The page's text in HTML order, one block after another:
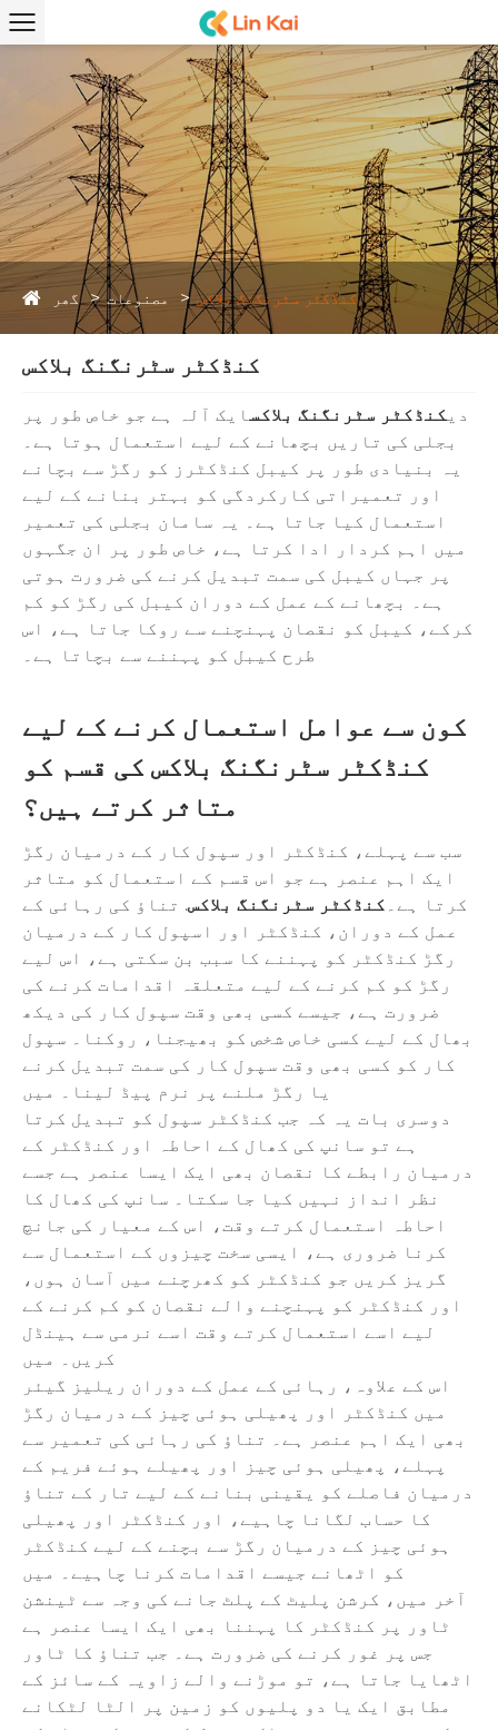
گھر مصنوعات کنڈکٹر سٹرنگنگ بلاکس
کنڈکٹر سٹرنگنگ بلاکس
دی کنڈکٹر سٹرنگنگ بلاکس ایک آلہ ہے جو خاص طور پر
بجلی کی تاریں بچھانے کے لیے استعمال ہوتا ہے۔
یہ بنیادی طور پر کیبل کنڈکٹرز کو رگڑ سے بچانے
اور تعمیراتی کارکردگی کو بہتر بنانے کے لیے
استعمال کیا جاتا ہے۔ یہ سامان بجلی کی تعمیر
میں اہم کردار ادا کرتا ہے، خاص طور پر ان جگہوں
پر جہاں کیبل کی سمت تبدیل کرنے کی ضرورت ہوتی
ہے۔ بچھانے کے عمل کے دوران کیبل کی رگڑ کو کم
کرکے، کیبل کو نقصان پہنچنے سے روکا جاتا ہے، اس
طرح کیبل کو پہننے سے بچاتا ہے۔
کون سے عوامل استعمال کرنے کے لیے
کنڈکٹر سٹرنگنگ بلاکس کی قسم کو
متاثر کرتے ہیں؟
سب سے پہلے، کنڈکٹر اور سپول کار کے درمیان رگڑ
ایک اہم عنصر ہے جو اس قسم کے استعمال کو متاثر
کرتا ہے۔ کنڈکٹر سٹرنگنگ بلاکس. تناؤ کی رہائی کے
عمل کے دوران، کنڈکٹر اور اسپول کار کے درمیان
رگڑ کنڈکٹر کو پہننے کا سبب بن سکتی ہے، اس لیے
رگڑ کو کم کرنے کے لیے متعلقہ اقدامات کرنے کی
ضرورت ہے، جیسے کسی بھی وقت سپول کار کی دیکھ
بھال کے لیے کسی خاص شخص کو بھیجنا، روکنا۔ سپول
کار کو کسی بھی وقت سپول کار کی سمت تبدیل کرنے
یا رگڑ ملنے پر نرم پیڈ لینا۔ میں
دوسری بات یہ کہ جب کنڈکٹر سپول کو تبدیل کرتا
ہے تو سانپ کی کھال کے احاطہ اور کنڈکٹر کے
درمیان رابطے کا نقصان بھی ایک ایسا عنصر ہے جسے
نظر انداز نہیں کیا جا سکتا۔ سانپ کی کھال کا
احاطہ استعمال کرتے وقت، اس کے معیار کی جانچ
کرنا ضروری ہے، ایسی سخت چیزوں کے استعمال سے
گریز کریں جو کنڈکٹر کو کھرچنے میں آسان ہوں،
اور کنڈکٹر کو پہنچنے والے نقصان کو کم کرنے کے
لیے اسے استعمال کرتے وقت اسے نرمی سے ہینڈل
کریں۔ میں
اس کے علاوہ، رہائی کے عمل کے دوران ریلیز گیئر
میں کنڈکٹر اور پھیلی ہوئی چیز کے درمیان رگڑ
بھی ایک اہم عنصر ہے۔ تناؤ کی رہائی کی تعمیر سے
پہلے، پھیلی ہوئی چیز اور پھیلے ہوئے فریم کے
درمیان فاصلے کو یقینی بنانے کے لیے تار کے تناؤ
کا حساب لگانا چاہیے، اور کنڈکٹر اور پھیلی
ہوئی چیز کے درمیان رگڑ سے بچنے کے لیے کنڈکٹر
کو اٹھانے جیسے اقدامات کرنا چاہیے۔ میں
آخر میں، کرشن پلیٹ کے پلٹ جانے کی وجہ سے ٹینشن
ٹاور پر کنڈکٹر کا پہننا بھی ایک ایسا عنصر ہے
جس پر غور کرنے کی ضرورت ہے۔ جب تناؤ کا ٹاور
اٹھایا جاتا ہے، تو موڑنے والے زاویہ کے سائز کے
مطابق ایک یا دو پلیوں کو زمین پر الٹا لٹکانے